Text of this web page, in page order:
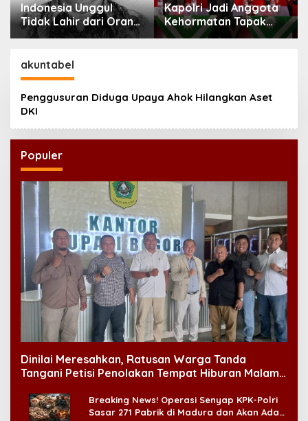
Indonesia Unggul
Tidak Lahir dari Orang
Pintar Saja
Kapolri Jadi Anggota
Kehormatan Tapak
Suci, Ini Pesannya
akuntabel
Penggusuran Diduga Upaya Ahok Hilangkan Aset
DKI
Populer
Dinilai Meresahkan, Ratusan Warga Tanda
Tangani Petisi Penolakan Tempat Hiburan Malam
Breaking News! Operasi Senyap KPK-Polri
Sasar 271 Pabrik di Madura dan Akan Ada